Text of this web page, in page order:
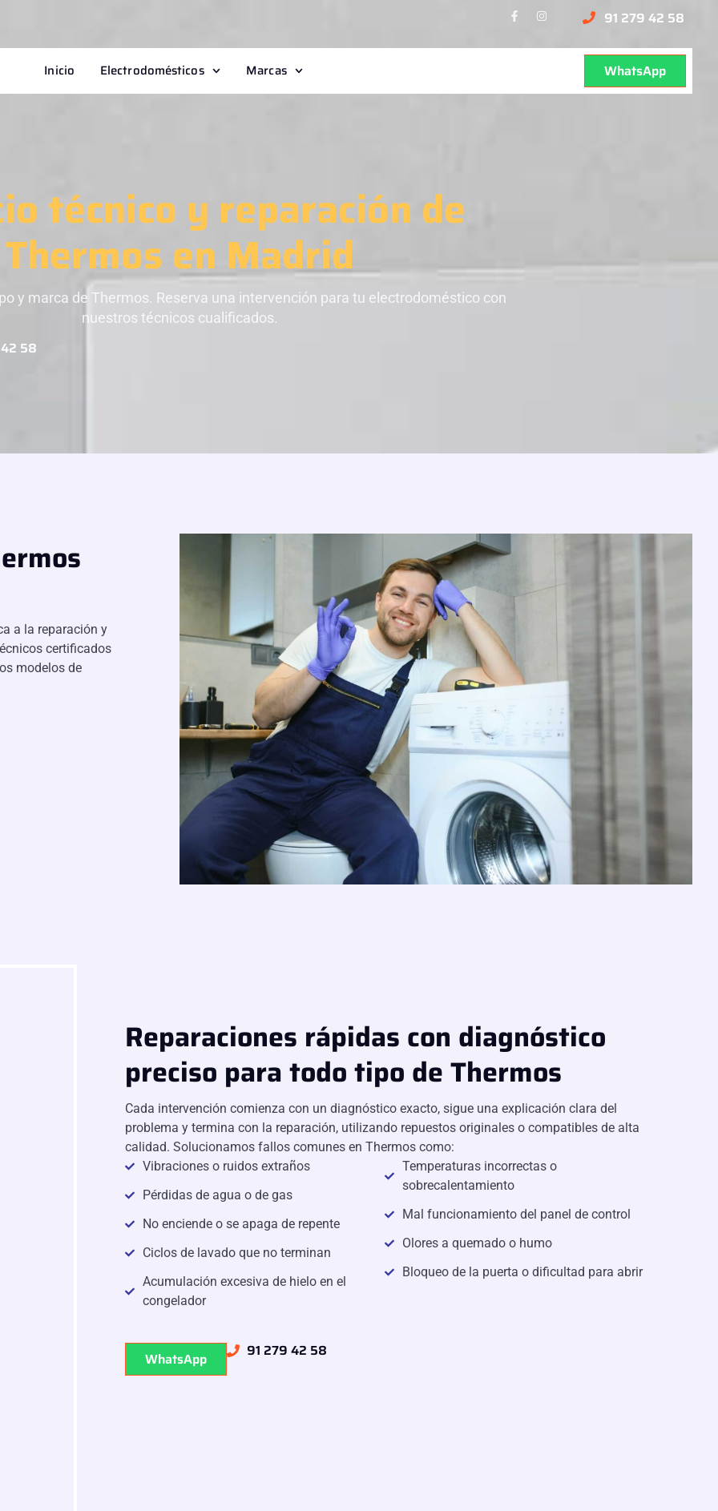
91 279 42 58
Inicio Electrodomésticos Marcas WhatsApp
técnico y reparación de
Thermos en Madrid
y marca de Thermos. Reserva una intervención para tu electrodoméstico con
nuestros técnicos cualificados.
58
a la reparación y
certificados
modelos de
Reparaciones rápidas con diagnóstico
preciso para todo tipo de Thermos
Cada intervención comienza con un diagnóstico exacto, sigue una explicación clara del
problema y termina con la reparación, utilizando repuestos originales o compatibles de alta
calidad. Solucionamos fallos comunes en Thermos como:
Vibraciones o ruidos extraños
Pérdidas de agua o de gas
No enciende o se apaga de repente
Ciclos de lavado que no terminan
Acumulación excesiva de hielo en el
congelador
Temperaturas incorrectas o
sobrecalentamiento
Mal funcionamiento del panel de control
Olores a quemado o humo
Bloqueo de la puerta o dificultad para abrir
WhatsApp 91 279 42 58